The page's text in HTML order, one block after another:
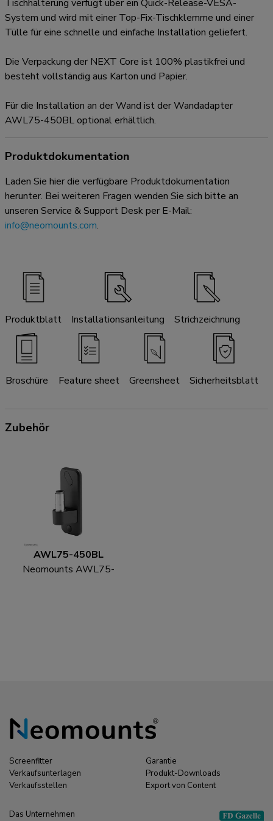
Tischhalterung verfügt über ein Quick-Release-VESA-
System und wird mit einer Top-Fix-Tischklemme und einer
Tülle für eine schnelle und einfache Installation geliefert.
Die Verpackung der NEXT Core ist 100% plastikfrei und
besteht vollständig aus Karton und Papier.
Für die Installation an der Wand ist der Wandadapter
AWL75-450BL optional erhältlich.
Produktdokumentation
Laden Sie hier die verfügbare Produktdokumentation
herunter. Bei weiteren Fragen wenden Sie sich bitte an
unseren Service & Support Desk per E-Mail:
info@neomounts.com.
Produktblatt Installationsanleitung Strichzeichnung
Broschüre Feature sheet Greensheet Sicherheitsblatt
Zubehör
AWL75-450BL
Neomounts AWL75-
Screenfitter
Verkaufsunterlagen
Verkaufsstellen
Garantie
Produkt-Downloads
Export von Content
Das Unternehmen